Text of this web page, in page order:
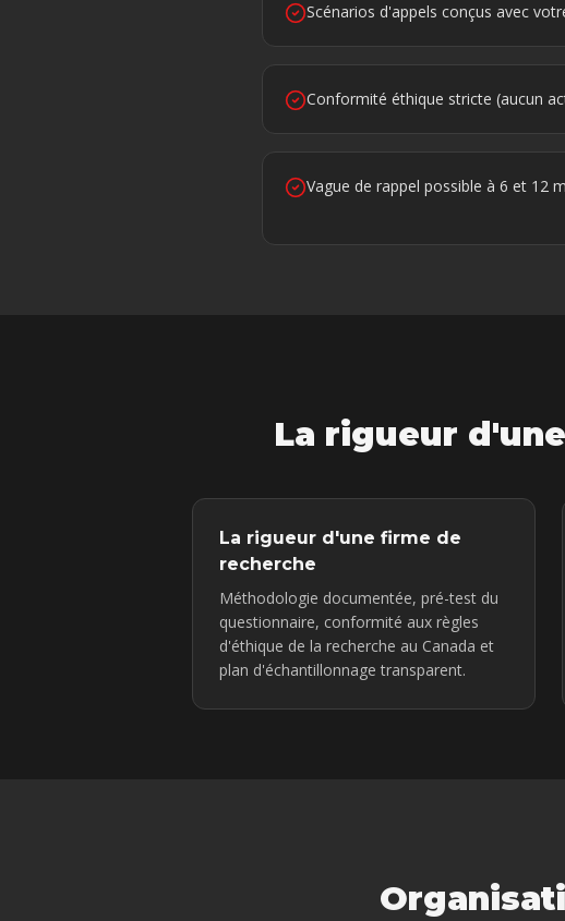
Scénarios d'appels conçus avec
Conformité éthique stricte (aucun
Vague de rappel possible à 6 et 12
La rigueur
La rigueur d'une firme de
recherche
Méthodologie documentée, pré-test du
questionnaire, conformité aux règles
d'éthique de la recherche au Canada et
plan d'échantillonnage transparent.